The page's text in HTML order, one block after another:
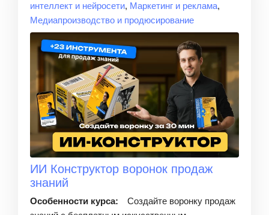
интеллект и нейросети, Маркетинг и реклама,
Медиапроизводство и продюсирование
ИИ Конструктор воронок продаж
знаний
Особенности курса:
Создайте воронку продаж